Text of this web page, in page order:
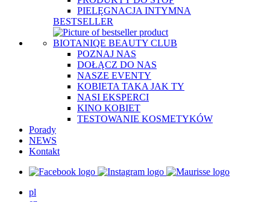
PIELĘGNACJA INTYMNA
BESTSELLER
BIOTANIQE BEAUTY CLUB
POZNAJ NAS
DOŁĄCZ DO NAS
NASZE EVENTY
KOBIETA TAKA JAK TY
NASI EKSPERCI
KINO KOBIET
TESTOWANIE KOSMETYKÓW
Porady
NEWS
Kontakt
pl